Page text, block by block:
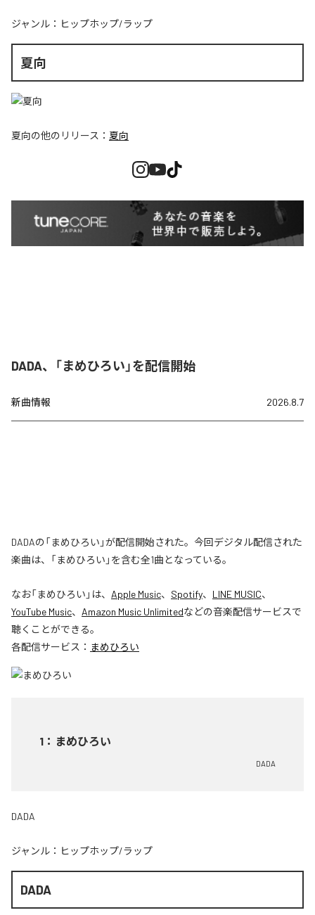
ジャンル： ヒップホップ/ラップ
夏向
夏向の他のリリース： 夏向
DADA、「まめひろい」を配信開始
新曲情報 2026.8.7
DADAの「まめひろい」が配信開始された。今回デジタル配信された
楽曲は、「まめひろい」を含む全1曲となっている。
なお「まめひろい 」は、 Apple Music、 Spotify、 LINE MUSIC、
YouTube Music、 Amazon Music Unlimitedなどの音楽配信サービスで
聴くことができる。
各配信サービス： まめひろい
1 ： まめひろい
DADA
DADA
ジャンル： ヒップホップ/ラップ
DADA